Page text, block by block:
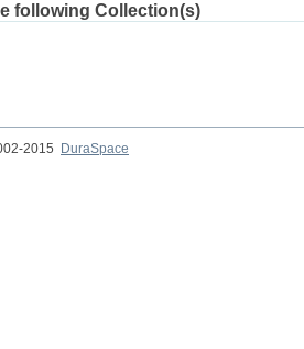
following Collection(s)
2015
DuraSpace